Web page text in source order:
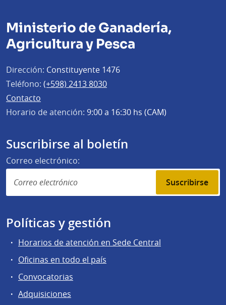
Ministerio de Ganadería,
Agricultura y Pesca
Dirección: Constituyente 1476
Teléfono: (+598) 2413 8030
Contacto
Horario de atención: 9:00 a 16:30 hs (CAM)
Suscribirse al boletín
Correo electrónico:
Suscribirse
Políticas y gestión
Horarios de atención en Sede Central
Oficinas en todo el país
Convocatorias
Adquisiciones